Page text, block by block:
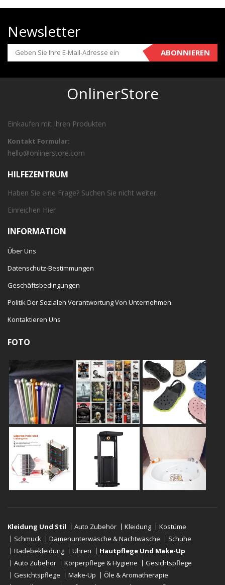
Newsletter
ABONNIEREN
OnlinerStore
Einkaufen mit Ihren Produkten
Kontakt Formular:
hello@onlinerstore.com
HILFEZENTRUM
Haben Sie eine Frage? Suchen Sie nicht weiter.
Einreichen Hier
INFORMATION
Über Uns
Datenschutz-Bestimmungen
Geschäftsbedingungen
Politik Der Sozialen Verantwortung Von Unternehmen
Kontaktieren Uns
FOTO
Kleidung Und Stil Auto Zubehör Kleidung
Kostüme
Schmuck
Damenunterwäsche & Nachtwäsche
Schuhe
Badebekleidung
Uhren
Hautpflege Und Make-Up
Auto Zubehör
Körperpflege & Hygiene
Gesichtspflege
Gesichtspflege
Make-Up
Öle & Aromatherapie